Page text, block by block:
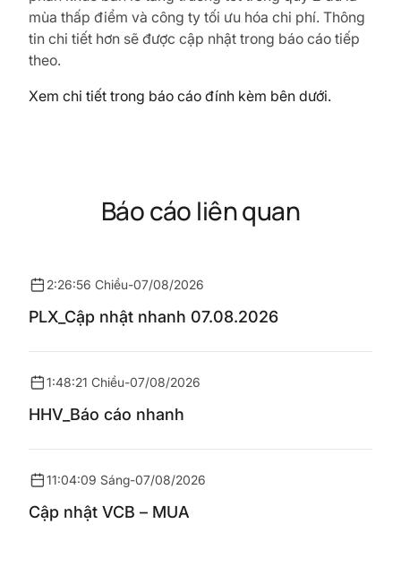
mùa thấp điểm và công ty tối ưu hóa chi phí. Thông
tin chi tiết hơn sẽ được cập nhật trong báo cáo tiếp
theo.
Xem chi tiết trong báo cáo đính kèm bên dưới.
Báo cáo liên quan
2:26:56 Chiều-07/08/2026
PLX_Cập nhật nhanh 07.08.2026
1:48:21 Chiều-07/08/2026
HHV_Báo cáo nhanh
11:04:09 Sáng-07/08/2026
Cập nhật VCB – MUA